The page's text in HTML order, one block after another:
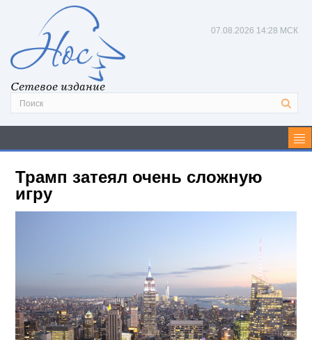
Сетевое издание
07.08.2026 14:28 МСК
Трамп затеял очень сложную
игру